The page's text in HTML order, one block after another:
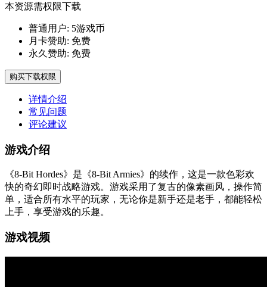
本资源需权限下载
普通用户: 5游戏币
月卡赞助: 免费
永久赞助: 免费
购买下载权限
详情介绍
常见问题
评论建议
游戏介绍
《8-Bit Hordes》是《8-Bit Armies》的续作，这是一款色彩欢
快的奇幻即时战略游戏。游戏采用了复古的像素画风，操作简
单，适合所有水平的玩家，无论你是新手还是老手，都能轻松
上手，享受游戏的乐趣。
游戏视频